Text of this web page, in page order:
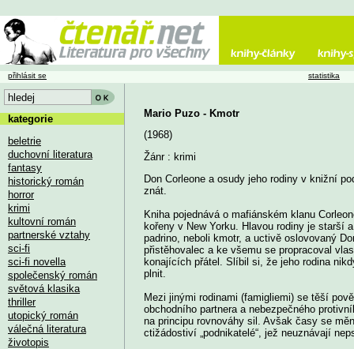
Mario Puzo - Kmotr
(1968)
Žánr : krimi
Don Corleone a osudy jeho rodiny v knižní
znát.
Kniha pojednává o mafiánském klanu
kořeny v New Yorku. Hlavou rodiny je starší
padrino, neboli kmotr, a uctivě oslovovaný
přistěhovalec a ke všemu se propracoval
konajících přátel. Slíbil si, že jeho rodina
plnit.
Mezi jinými rodinami (famigliemi) se těší
obchodního partnera a nebezpečného
na principu rovnováhy sil. Avšak časy se
ctižádostiví „podnikatelé“, jež neuznávají
přihlásit se statistika
kategorie
beletrie
duchovní literatura
fantasy
historický román
horror
krimi
kultovní román
partnerské vztahy
sci-fi
sci-fi novella
společenský román
světová klasika
thriller
utopický román
válečná literatura
životopis